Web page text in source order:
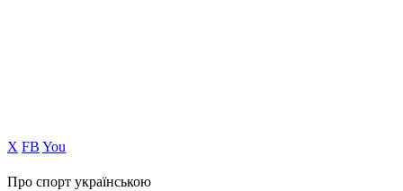
Х FB You
Про спорт українською